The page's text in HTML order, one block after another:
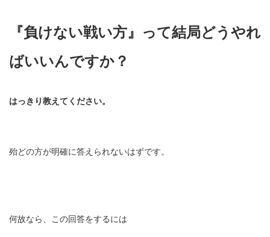
『負けない戦い方』って結局どうやれ
ばいいんですか？
はっきり教えてください。
殆どの方が明確に答えられないはずです。
何故なら、この回答をするには